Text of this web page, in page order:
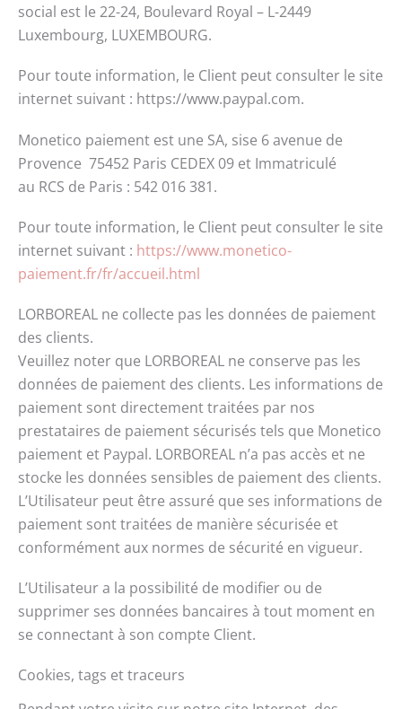
social est le 22-24, Boulevard Royal – L-2449
Luxembourg, LUXEMBOURG.
Pour toute information, le Client peut consulter le site
internet suivant : https://www.paypal.com.
Monetico paiement est une SA, sise 6 avenue de
Provence 75452 Paris CEDEX 09 et Immatriculé
au RCS de Paris : 542 016 381.
Pour toute information, le Client peut consulter le site
internet suivant : https://www.monetico-
paiement.fr/fr/accueil.html
LORBOREAL ne collecte pas les données de paiement
des clients.
Veuillez noter que LORBOREAL ne conserve pas les
données de paiement des clients. Les informations de
paiement sont directement traitées par nos
prestataires de paiement sécurisés tels que Monetico
paiement et Paypal. LORBOREAL n’a pas accès et ne
stocke les données sensibles de paiement des clients.
L’Utilisateur peut être assuré que ses informations de
paiement sont traitées de manière sécurisée et
conformément aux normes de sécurité en vigueur.
L’Utilisateur a la possibilité de modifier ou de
supprimer ses données bancaires à tout moment en
se connectant à son compte Client.
Cookies, tags et traceurs